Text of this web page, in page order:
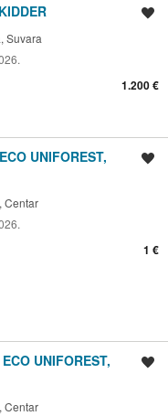
Suvara
1.200 €
UNIFOREST,
Centar
1 €
UNIFOREST,
Centar